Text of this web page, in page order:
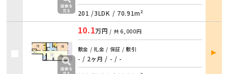
201 /3LDK / 70.91m²
10.1万円 / 共6,000円
敷金 / 礼金 / 保証 / 敷引
- / 2ヶ月 / - / -
部屋
詳細